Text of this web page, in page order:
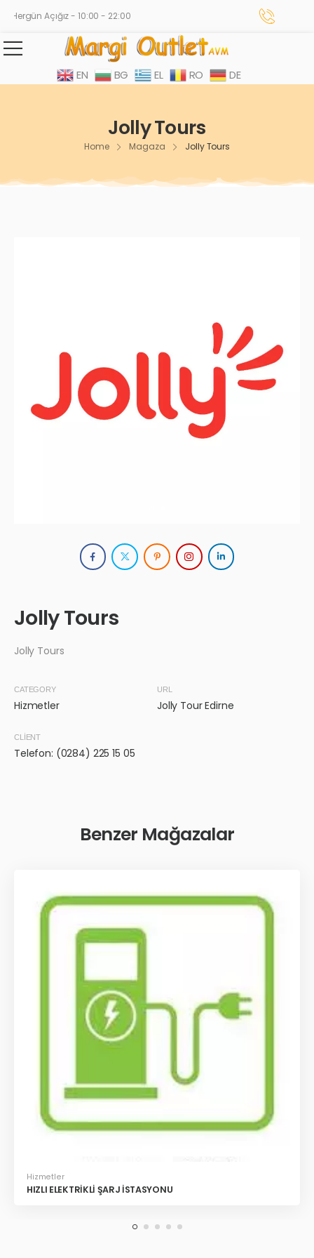
Hergün Açığız - 10:00 - 22:00
EN BG EL RO DE
Jolly Tours
Home Magaza Jolly Tours
Jolly Tours
Jolly Tours
CATEGORY
Hizmetler
URL
Jolly Tour Edirne
CLIENT
Telefon: (0284) 225 15 05
Benzer Mağazalar
Hizmetler
HIZLI ELEKTRİKLİ ŞARJ İSTASYONU